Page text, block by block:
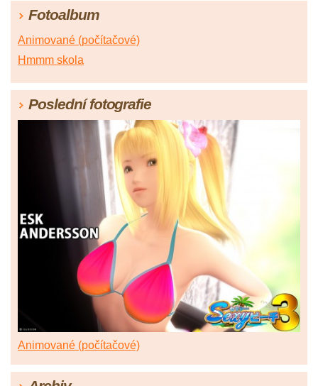
Fotoalbum
Animované (počítačové)
Hmmm skola
Poslední fotografie
Animované (počítačové)